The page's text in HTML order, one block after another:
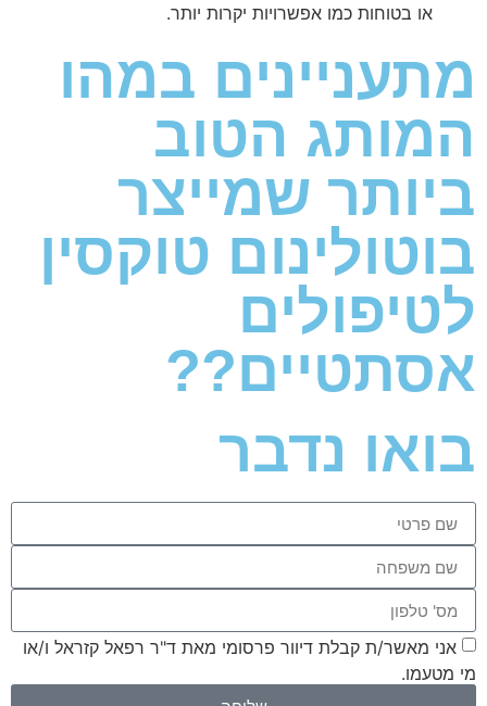
או בטוחות כמו אפשרויות יקרות יותר.
מתעניינים במהו
המותג הטוב
ביותר שמייצר
בוטולינום טוקסין
לטיפולים
אסתטיים??
בואו נדבר
אני מאשר/ת קבלת דיוור פרסומי מאת ד"ר רפאל קזראל ו/או
מי מטעמו.